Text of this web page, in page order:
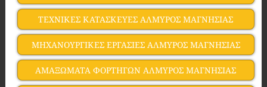
ΤΕΧΝΙΚΕΣ ΚΑΤΑΣΚΕΥΕΣ ΑΛΜΥΡΟΣ ΜΑΓΝΗΣΙΑΣ
ΜΗΧΑΝΟΥΡΓΙΚΕΣ ΕΡΓΑΣΙΕΣ ΑΛΜΥΡΟΣ ΜΑΓΝΗΣΙΑΣ
ΑΜΑΞΩΜΑΤΑ ΦΟΡΤΗΓΩΝ ΑΛΜΥΡΟΣ ΜΑΓΝΗΣΙΑΣ